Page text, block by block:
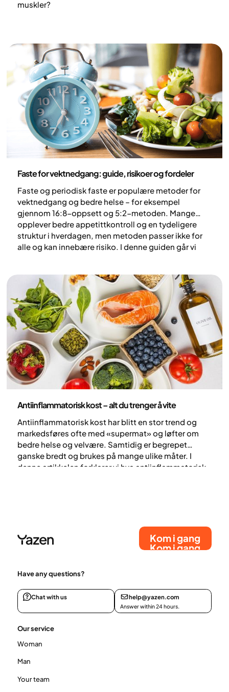
muskler?
Faste for vektnedgang: guide, risikoer og fordeler
Faste og periodisk faste er populære metoder for
vektnedgang og bedre helse – for eksempel
gjennom 16:8-oppsett og 5:2-metoden. Mange
opplever bedre appetittkontroll og en tydeligere
struktur i hverdagen, men metoden passer ikke for
alle og kan innebære risiko. I denne guiden går vi
med Yazens helhetlige behandling for overvekt og
fedme.
Antiinflammatorisk kost – alt du trenger å vite
Antiinflammatorisk kost har blitt en stor trend og
markedsføres ofte med «supermat» og løfter om
bedre helse og velvære. Samtidig er begrepet
ganske bredt og brukes på mange ulike måter. I
denne artikkelen forklarer vi hva antiinflammatorisk
Kom i gang
Kom i gang
Have any questions?
Chat with us help@yazen.com
Answer within 24 hours.
Our service
Woman
Man
Your team